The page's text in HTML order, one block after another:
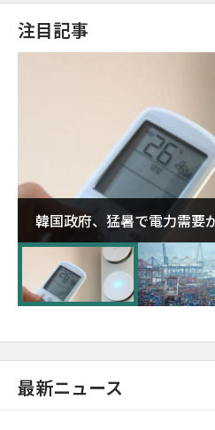
注目記事
韓国政府、猛暑で電力需要
に需給対応体制を点検
最新ニュース